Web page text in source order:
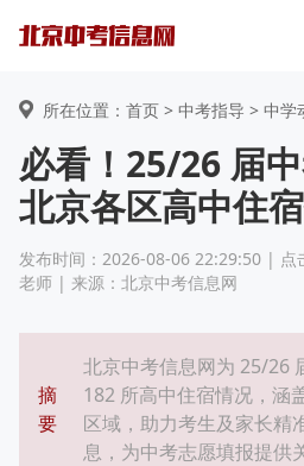
所在位置：首页 > 中考指导 > 中学
必看！25/26 届
北京各区高中住
发布时间：2026-08-06 22:29:50 |
老师 | 来源：北京中考信息网
摘
要
北京中考信息网为 25/26
182 所高中住宿情况，涵
区域，助力考生及家长精
息，为中考志愿填报提供